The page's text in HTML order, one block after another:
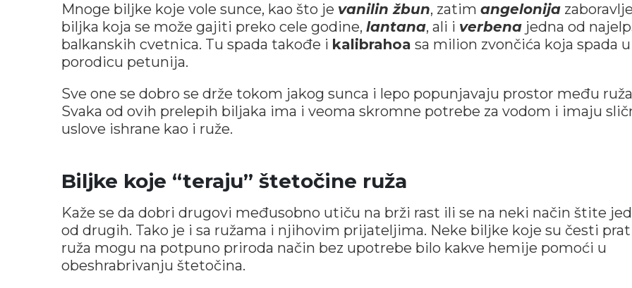
Mnoge biljke koje vole sunce, kao što je vanilin žbun, zatim angelonija
biljka koja se može gajiti preko cele godine, lantana, ali i verbena jedna od
balkanskih cvetnica. Tu spada takođe i kalibrahoa sa milion zvončića koja spada u
porodicu petunija.
Sve one se dobro se drže tokom jakog sunca i lepo popunjavaju prostor među
Svaka od ovih prelepih biljaka ima i veoma skromne potrebe za vodom i imaju
uslove ishrane kao i ruže.
Biljke koje “teraju” štetočine ruža
Kaže se da dobri drugovi međusobno utiču na brži rast ili se na neki način štite
od drugih. Tako je i sa ružama i njihovim prijateljima. Neke biljke koje su česti
ruža mogu na potpuno priroda način bez upotrebe bilo kakve hemije pomoći u
obeshrabrivanju štetočina.